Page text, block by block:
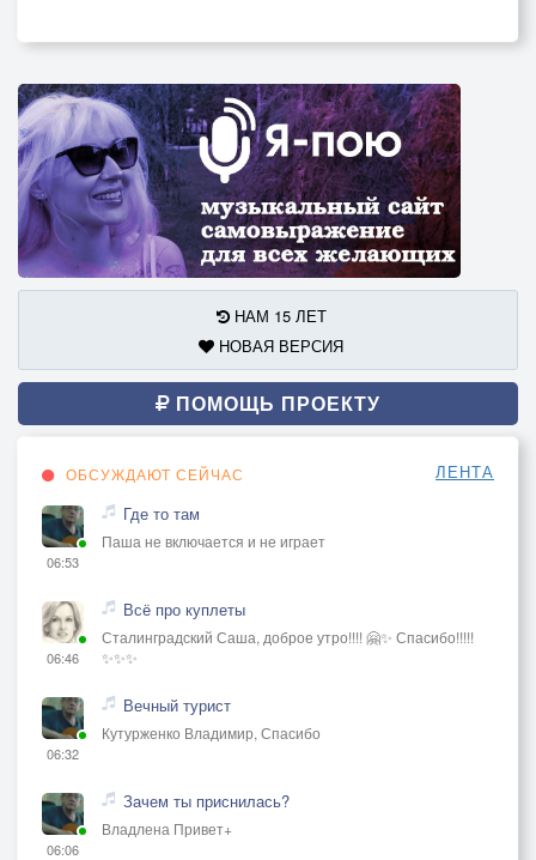
Тут, не думай, что все ждут,
Тут, родной свобода тут.
НАМ 15 ЛЕТ
НОВАЯ ВЕРСИЯ
ПОМОЩЬ ПРОЕКТУ
ОБСУЖДАЮТ СЕЙЧАС ЛЕНТА
06:53
Где то там
Паша не включается и не играет
06:46
Всё про куплеты
Сталинградский Саша, доброе утро!!!! 🤗✨ Спасибо!!!!!
✨✨✨
06:32
Вечный турист
Кутурженко Владимир, Спасибо
06:06
Зачем ты приснилась?
Владлена Привет+